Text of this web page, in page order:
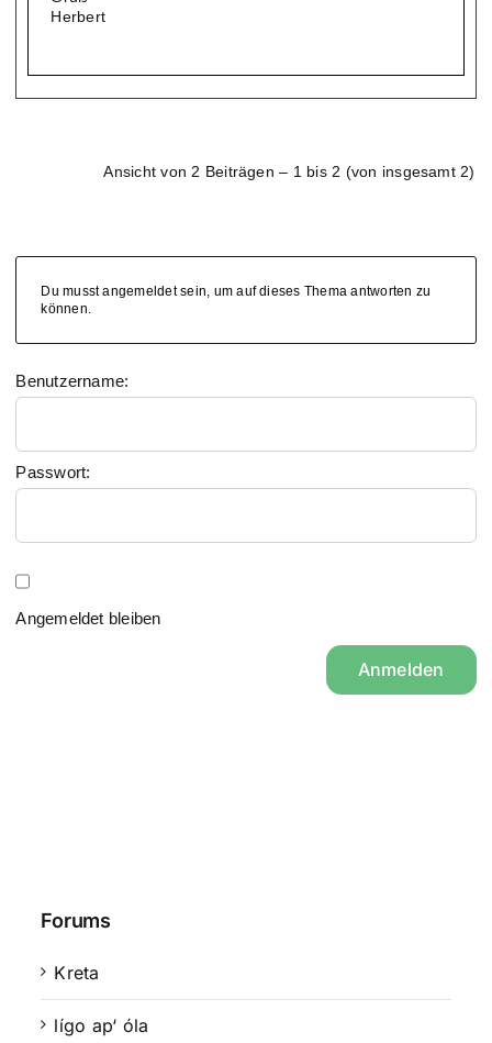
Herbert
Ansicht von 2 Beiträgen – 1 bis 2 (von insgesamt 2)
Du musst angemeldet sein, um auf dieses Thema antworten zu
können.
Benutzername:
Passwort:
Angemeldet bleiben
Anmelden
Forums
Kreta
lígo ap‘ óla